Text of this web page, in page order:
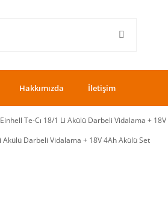
Hakkımızda İletişim
Einhell Te-Cı 18/1 Li Akülü Darbeli Vidalama +